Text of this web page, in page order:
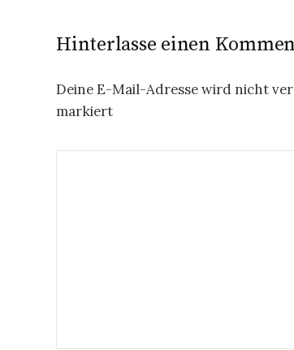
Hinterlasse einen
Deine E-Mail-Adresse wird nicht
markiert